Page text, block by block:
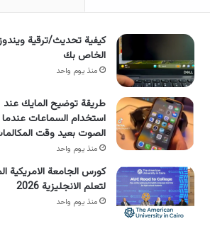
كيفية تحديث/ترقية
الخاص بك
منذ يوم واحد
طريقة توضيح المايك عند
استخدام السماعات
الصوت بعيد وقت
منذ يوم واحد
كورس الجامعة الامريكية
لتعلم الانجليزية 2026
منذ يوم واحد